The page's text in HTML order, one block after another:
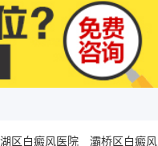
区白癜风医院
灞桥区白癜风